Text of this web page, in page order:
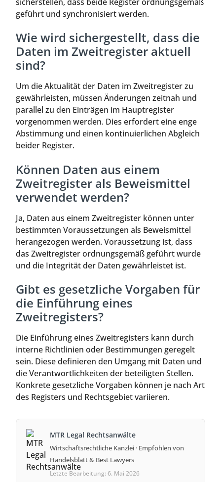
geführt und synchronisiert werden.
Wie wird sichergestellt, dass die
Daten im Zweitregister aktuell
sind?
Um die Aktualität der Daten im Zweitregister zu
gewährleisten, müssen Änderungen zeitnah und
parallel zu den Einträgen im Hauptregister
vorgenommen werden. Dies erfordert eine enge
Abstimmung und einen kontinuierlichen Abgleich
beider Register.
Können Daten aus einem
Zweitregister als Beweismittel
verwendet werden?
Ja, Daten aus einem Zweitregister können unter
bestimmten Voraussetzungen als Beweismittel
herangezogen werden. Voraussetzung ist, dass
das Zweitregister ordnungsgemäß geführt wurde
und die Integrität der Daten gewährleistet ist.
Gibt es gesetzliche Vorgaben für
die Einführung eines
Zweitregisters?
Die Einführung eines Zweitregisters kann durch
interne Richtlinien oder Bestimmungen geregelt
sein. Diese definieren den Umgang mit Daten und
die Verantwortlichkeiten der beteiligten Stellen.
Konkrete gesetzliche Vorgaben können je nach Art
des Registers und Rechtsgebiet variieren.
MTR Legal Rechtsanwälte
Wirtschaftsrechtliche Kanzlei · Empfohlen von
Handelsblatt & Best Lawyers
Letzte Bearbeitung: 6. Mai 2026